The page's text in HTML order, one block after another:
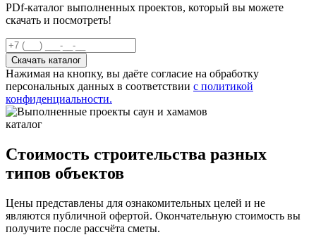
PDf-каталог выполненных проектов, который вы можете
скачать и посмотреть!
Нажимая на кнопку, вы даёте согласие на обработку
персональных данных в соответствии с политикой
конфиденциальности.
каталог
Стоимость строительства разных
типов объектов
Цены представлены для ознакомительных целей и не
являются публичной офертой. Окончательную стоимость вы
получите после рассчёта сметы.